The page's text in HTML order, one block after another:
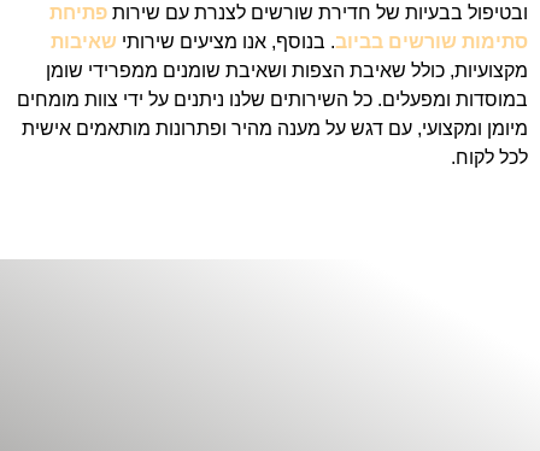
ובטיפול בבעיות של חדירת שורשים לצנרת עם שירות פתיחת
סתימות שורשים בביוב. בנוסף, אנו מציעים שירותי שאיבות
מקצועיות, כולל שאיבת הצפות ושאיבת שומנים ממפרידי שומן
במוסדות ומפעלים. כל השירותים שלנו ניתנים על ידי צוות מומחים
מיומן ומקצועי, עם דגש על מענה מהיר ופתרונות מותאמים אישית
לכל לקוח.